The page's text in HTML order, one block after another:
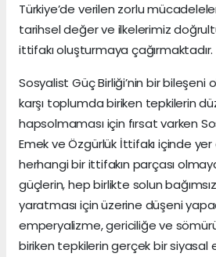
Türkiye’de verilen zorlu
tarihsel değer ve ilkelerimiz
ittifakı oluşturmaya çağırmaktadır.
Sosyalist Güç Birliği’nin bir bileşeni
karşı toplumda biriken tepkilerin
hapsolmaması için fırsat varken
Emek ve Özgürlük İttifakı içinde
herhangi bir ittifakın parçası
güçlerin, hep birlikte solun
yaratması için üzerine düşeni
emperyalizme, gericiliğe ve
biriken tepkilerin gerçek bir siyasal